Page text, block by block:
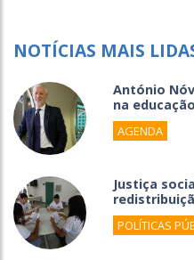
NOTÍCIAS MAIS
António
na
AGENDA
Justiça
POLÍTICAS